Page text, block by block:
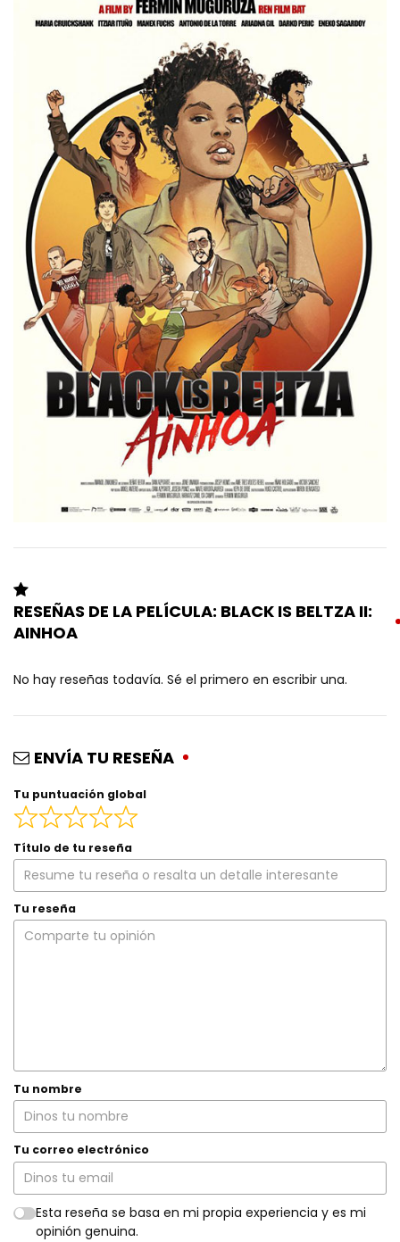
RESEÑAS DE LA PELÍCULA: BLACK IS BELTZA II:
AINHOA
No hay reseñas todavía. Sé el primero en escribir una.
ENVÍA TU RESEÑA
Tu puntuación global
Título de tu reseña
Tu reseña
Tu nombre
Tu correo electrónico
Esta reseña se basa en mi propia experiencia y es mi
opinión genuina.